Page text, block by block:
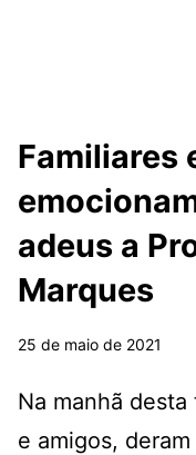
Familiares
adeus a
Marques
25 de maio de 2021
Na manhã
e amigos,